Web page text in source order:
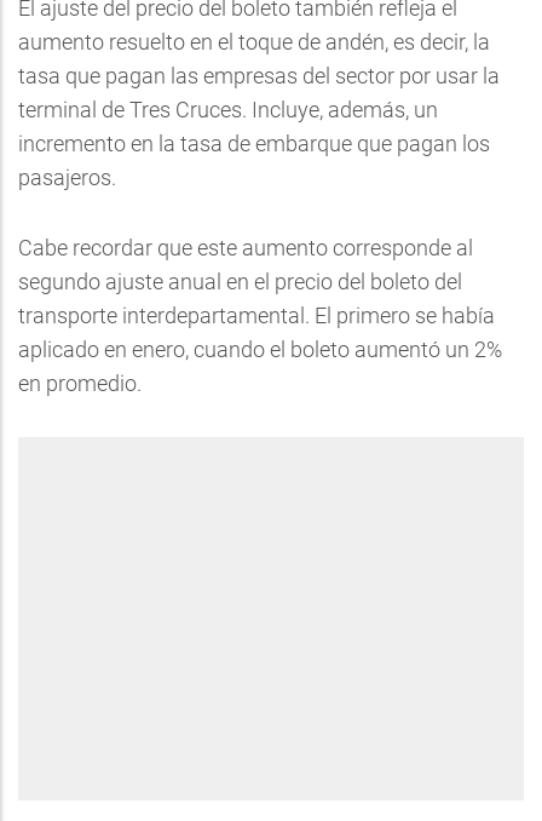
El ajuste del precio del boleto también refleja el
aumento resuelto en el toque de andén, es decir, la
tasa que pagan las empresas del sector por usar la
terminal de Tres Cruces. Incluye, además, un
incremento en la tasa de embarque que pagan los
pasajeros.
Cabe recordar que este aumento corresponde al
segundo ajuste anual en el precio del boleto del
transporte interdepartamental. El primero se había
aplicado en enero, cuando el boleto aumentó un 2%
en promedio.